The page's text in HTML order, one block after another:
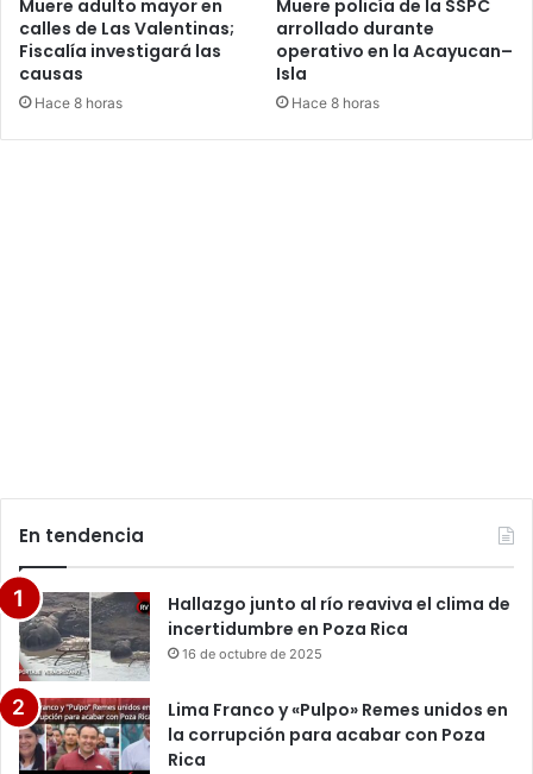
Muere adulto mayor en
calles de Las Valentinas;
Fiscalía investigará las
causas
Hace 8 horas
Muere policía de la SSPC
arrollado durante
operativo en la Acayucan–
Isla
Hace 8 horas
En tendencia
Hallazgo junto al río reaviva el clima de
incertidumbre en Poza Rica
16 de octubre de 2025
Lima Franco y «Pulpo» Remes unidos en
la corrupción para acabar con Poza
Rica